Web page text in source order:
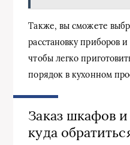
Также, вы сможете
расстановку приборов
чтобы легко
порядок в кухонном
Заказ шкафов и
куда